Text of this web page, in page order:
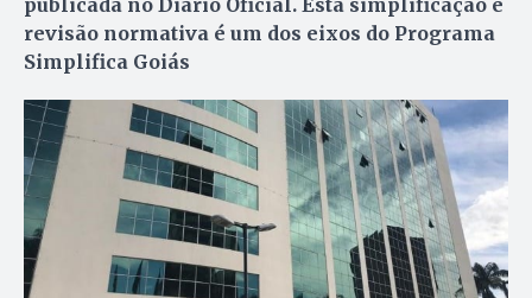
revisão normativa é um dos eixos do Programa
Simplifica Goiás